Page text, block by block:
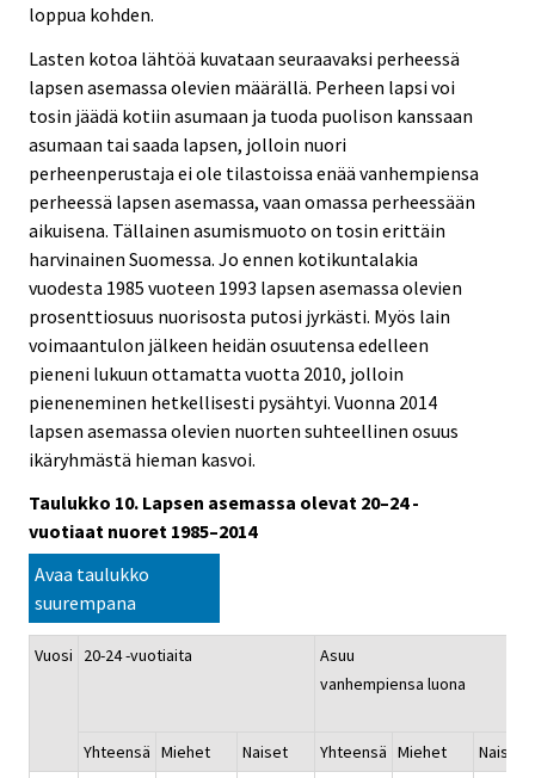
loppua kohden.
Lasten kotoa lähtöä kuvataan seuraavaksi perheessä
lapsen asemassa olevien määrällä. Perheen lapsi voi
tosin jäädä kotiin asumaan ja tuoda puolison kanssaan
asumaan tai saada lapsen, jolloin nuori
perheenperustaja ei ole tilastoissa enää vanhempiensa
perheessä lapsen asemassa, vaan omassa perheessään
aikuisena. Tällainen asumismuoto on tosin erittäin
harvinainen Suomessa. Jo ennen kotikuntalakia
vuodesta 1985 vuoteen 1993 lapsen asemassa olevien
prosenttiosuus nuorisosta putosi jyrkästi. Myös lain
voimaantulon jälkeen heidän osuutensa edelleen
pieneni lukuun ottamatta vuotta 2010, jolloin
pieneneminen hetkellisesti pysähtyi. Vuonna 2014
lapsen asemassa olevien nuorten suhteellinen osuus
ikäryhmästä hieman kasvoi.
Taulukko 10. Lapsen asemassa olevat 20–24 -
vuotiaat nuoret 1985–2014
Avaa taulukko
suurempana
Vuosi 20-24 -vuotiaita
Asuu
vanhempiensa luona
Yhteensä Miehet Naiset Yhteensä Miehet